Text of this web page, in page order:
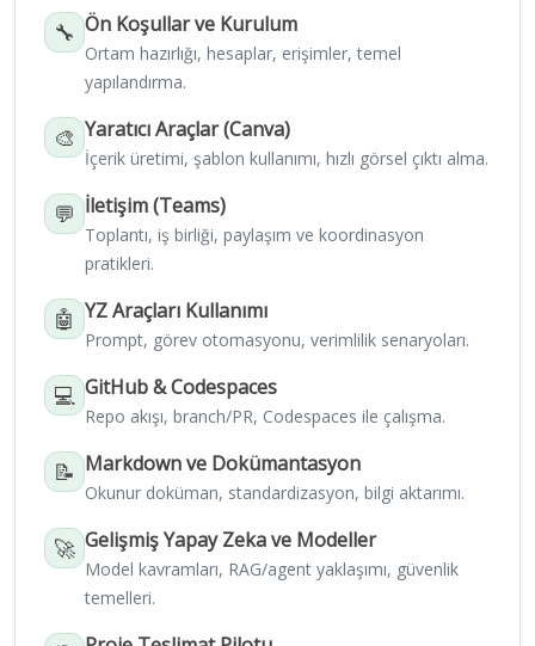
🔧 Ön Koşullar ve Kurulum
Ortam hazırlığı, hesaplar, erişimler, temel
yapılandırma.
🎨 Yaratıcı Araçlar (Canva)
İçerik üretimi, şablon kullanımı, hızlı görsel çıktı alma.
💬 İletişim (Teams)
Toplantı, iş birliği, paylaşım ve koordinasyon
pratikleri.
🤖 YZ Araçları Kullanımı
Prompt, görev otomasyonu, verimlilik senaryoları.
💻 GitHub & Codespaces
Repo akışı, branch/PR, Codespaces ile çalışma.
📝 Markdown ve Dokümantasyon
Okunur doküman, standardizasyon, bilgi aktarımı.
🚀 Gelişmiş Yapay Zeka ve Modeller
Model kavramları, RAG/agent yaklaşımı, güvenlik
temelleri.